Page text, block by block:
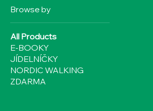
Browse by
All Products
E-BOOKY
JÍDELNÍČKY
NORDIC WALKING
ZDARMA